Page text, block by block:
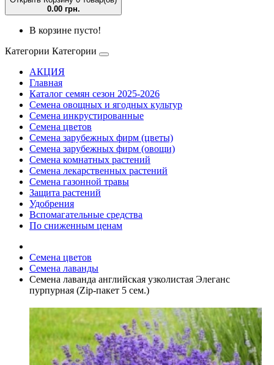
0.00 грн.
В корзине пусто!
Категории Категории
АКЦИЯ
Главная
Каталог семян сезон 2025-2026
Семена овощных и ягодных культур
Семена инкрустированные
Семена цветов
Семена зарубежных фирм (цветы)
Семена зарубежных фирм (овощи)
Семена комнатных растений
Семена лекарственных растений
Семена газонной травы
Защита растений
Удобрения
Вспомагательные средства
По сниженным ценам
Семена цветов
Семена лаванды
Семена лаванда английская узколистая Элеганс
пурпурная (Zip-пакет 5 сем.)